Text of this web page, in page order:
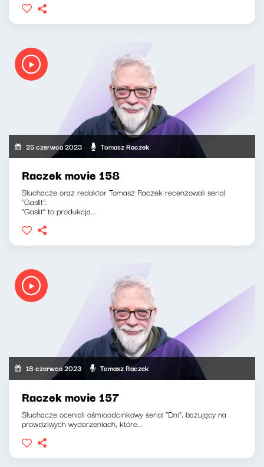
25 czerwca 2023 Tomasz Raczek
Raczek movie 158
Słuchacze oraz redaktor Tomasz Raczek recenzowali serial
"Gaslit".
"Gaslit" to produkcja...
18 czerwca 2023 Tomasz Raczek
Raczek movie 157
Słuchacze oceniali ośmioodcinkowy serial "Dni", bazujący na
prawdziwych wydarzeniach, które...